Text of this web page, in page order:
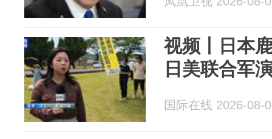
视频丨日本
日美联合军
国际在线 2026-08-